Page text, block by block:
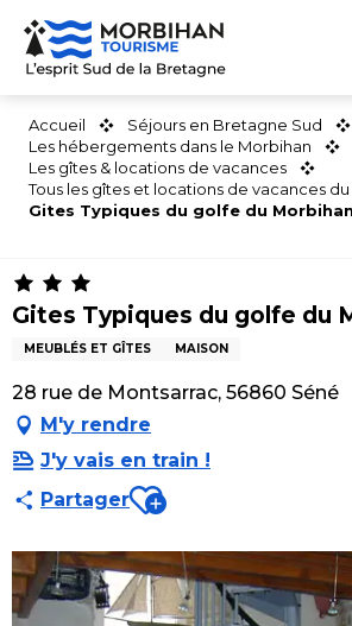
Aller
contenu
Accueil
Séjours en Bretagne Sud
Les hébergements dans le Morbihan
Les gîtes & locations de vacances
Tous les gîtes et locations de vacances
Gites Typiques du golfe du Morbihan
Gites Typiques du golfe du
MEUBLÉS ET GÎTES MAISON
28 rue de Montsarrac, 56860 Séné
M'y rendre
J'y vais en train !
PartagerAjouter aux favoris